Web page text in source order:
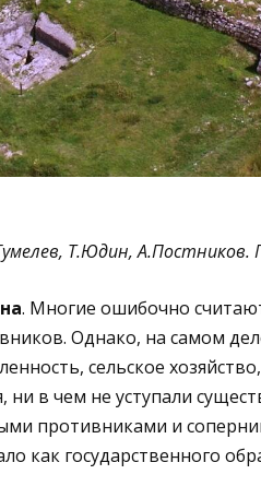
Т.Юдин, А.Постников.
. Многие ошибочно
Однако, на самом
сельское
ни в чем не уступали
противниками и
как государственного